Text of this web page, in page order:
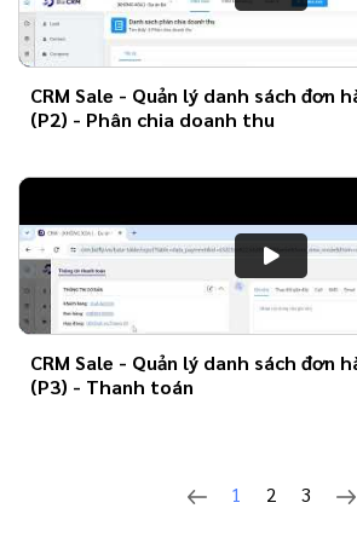
CRM Sale - Quản lý danh sách đơn
(P2) - Phân chia doanh thu
CRM Sale - Quản lý danh sách đơn
(P3) - Thanh toán
1 2 3